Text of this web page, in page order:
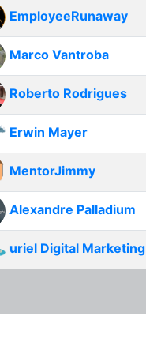
EmployeeRunaway
Marco Vantroba
Roberto Rodrigues
Erwin Mayer
MentorJimmy
Alexandre Palladium
uriel Digital Marketing